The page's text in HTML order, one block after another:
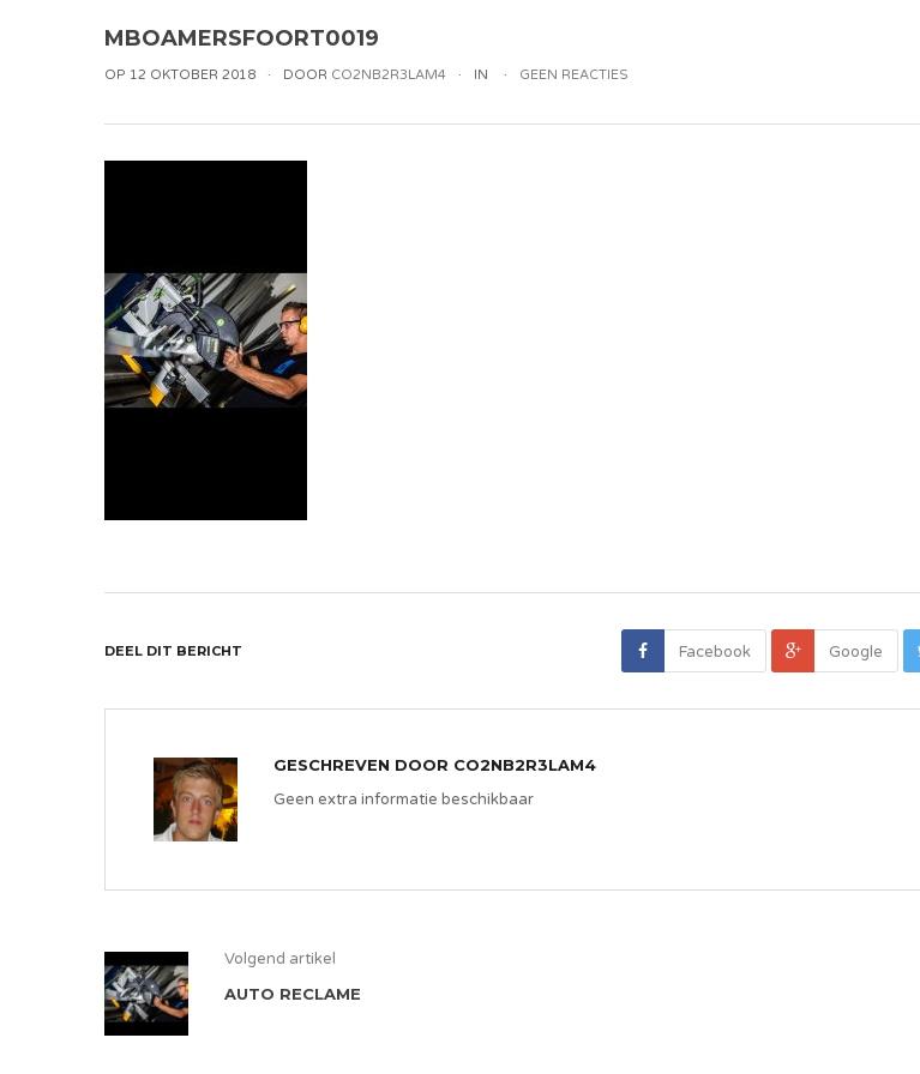
MBOAMERSFOORT0019
OP 12 OKTOBER 2018 DOOR CO2NB2R3LAM4 IN GEEN REACTIES
DEEL DIT BERICHT Google
Facebook
GESCHREVEN DOOR CO2NB2R3LAM4
Geen extra informatie beschikbaar
Volgend artikel
AUTO RECLAME